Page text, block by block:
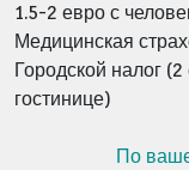
1.5-2 евро с
Медицинская
Городской налог
гостинице)
По